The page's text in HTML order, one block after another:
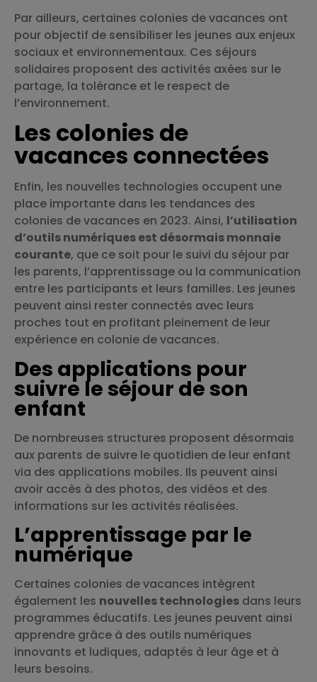
Par ailleurs, certaines colonies de vacances ont
pour objectif de sensibiliser les jeunes aux enjeux
sociaux et environnementaux. Ces séjours
solidaires proposent des activités axées sur le
partage, la tolérance et le respect de
l’environnement.
Les colonies de
vacances connectées
Enfin, les nouvelles technologies occupent une
place importante dans les tendances des
colonies de vacances en 2023. Ainsi, l’utilisation
d’outils numériques est désormais monnaie
courante, que ce soit pour le suivi du séjour par
les parents, l’apprentissage ou la communication
entre les participants et leurs familles. Les jeunes
peuvent ainsi rester connectés avec leurs
proches tout en profitant pleinement de leur
expérience en colonie de vacances.
Des applications pour
suivre le séjour de son
enfant
De nombreuses structures proposent désormais
aux parents de suivre le quotidien de leur enfant
via des applications mobiles. Ils peuvent ainsi
avoir accès à des photos, des vidéos et des
informations sur les activités réalisées.
L’apprentissage par le
numérique
Certaines colonies de vacances intègrent
également les nouvelles technologies dans leurs
programmes éducatifs. Les jeunes peuvent ainsi
apprendre grâce à des outils numériques
innovants et ludiques, adaptés à leur âge et à
leurs besoins.